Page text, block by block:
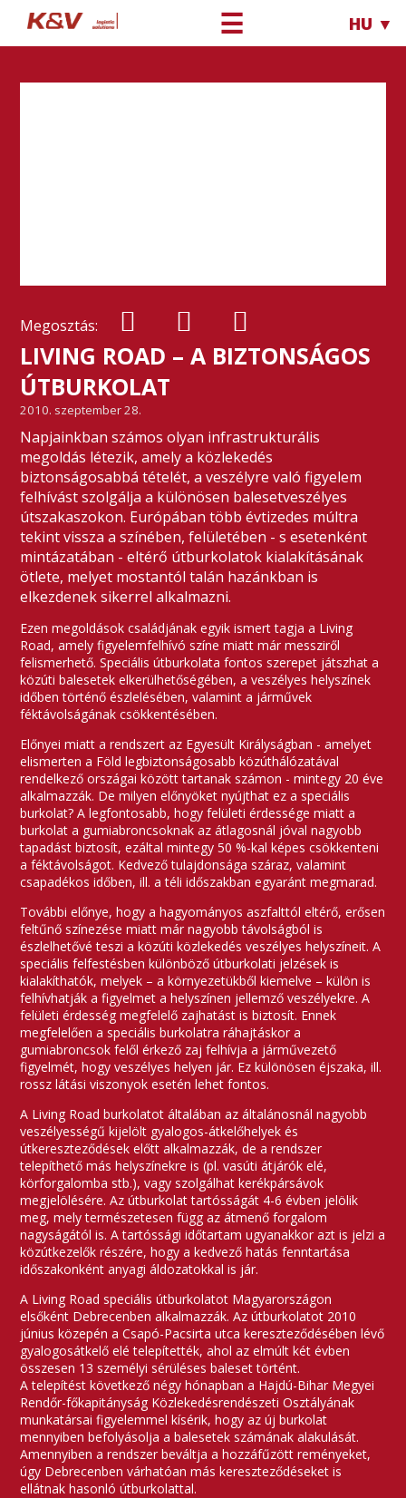
☰ HU ▼
Megosztás:
LIVING ROAD – A BIZTONSÁGOS
ÚTBURKOLAT
2010. szeptember 28.
Napjainkban számos olyan infrastrukturális
megoldás létezik, amely a közlekedés
biztonságosabbá tételét, a veszélyre való figyelem
felhívást szolgálja a különösen balesetveszélyes
útszakaszokon. Európában több évtizedes múltra
tekint vissza a színében, felületében - s esetenként
mintázatában - eltérő útburkolatok kialakításának
ötlete, melyet mostantól talán hazánkban is
elkezdenek sikerrel alkalmazni.
Ezen megoldások családjának egyik ismert tagja a Living
Road, amely figyelemfelhívó színe miatt már messziről
felismerhető. Speciális útburkolata fontos szerepet játszhat a
közúti balesetek elkerülhetőségében, a veszélyes helyszínek
időben történő észlelésében, valamint a járművek
féktávolságának csökkentésében.
Előnyei miatt a rendszert az Egyesült Királyságban - amelyet
elismerten a Föld legbiztonságosabb közúthálózatával
rendelkező országai között tartanak számon - mintegy 20 éve
alkalmazzák. De milyen előnyöket nyújthat ez a speciális
burkolat? A legfontosabb, hogy felületi érdessége miatt a
burkolat a gumiabroncsoknak az átlagosnál jóval nagyobb
tapadást biztosít, ezáltal mintegy 50 %-kal képes csökkenteni
a féktávolságot. Kedvező tulajdonsága száraz, valamint
csapadékos időben, ill. a téli időszakban egyaránt megmarad.
További előnye, hogy a hagyományos aszfalttól eltérő, erősen
feltűnő színezése miatt már nagyobb távolságból is
észlelhetővé teszi a közúti közlekedés veszélyes helyszíneit. A
speciális felfestésben különböző útburkolati jelzések is
kialakíthatók, melyek – a környezetükből kiemelve – külön is
felhívhatják a figyelmet a helyszínen jellemző veszélyekre. A
felületi érdesség megfelelő zajhatást is biztosít. Ennek
megfelelően a speciális burkolatra ráhajtáskor a
gumiabroncsok felől érkező zaj felhívja a járművezető
figyelmét, hogy veszélyes helyen jár. Ez különösen éjszaka, ill.
rossz látási viszonyok esetén lehet fontos.
A Living Road burkolatot általában az általánosnál nagyobb
veszélyességű kijelölt gyalogos-átkelőhelyek és
útkereszteződések előtt alkalmazzák, de a rendszer
telepíthető más helyszínekre is (pl. vasúti átjárók elé,
körforgalomba stb.), vagy szolgálhat kerékpársávok
megjelölésére. Az útburkolat tartósságát 4-6 évben jelölik
meg, mely természetesen függ az átmenő forgalom
nagyságától is. A tartóssági időtartam ugyanakkor azt is jelzi a
közútkezelők részére, hogy a kedvező hatás fenntartása
időszakonként anyagi áldozatokkal is jár.
A Living Road speciális útburkolatot Magyarországon
elsőként Debrecenben alkalmazzák. Az útburkolatot 2010
június közepén a Csapó-Pacsirta utca kereszteződésében lévő
gyalogosátkelő elé telepítették, ahol az elmúlt két évben
összesen 13 személyi sérüléses baleset történt.
A telepítést következő négy hónapban a Hajdú-Bihar Megyei
Rendőr-főkapitányság Közlekedésrendészeti Osztályának
munkatársai figyelemmel kísérik, hogy az új burkolat
mennyiben befolyásolja a balesetek számának alakulását.
Amennyiben a rendszer beváltja a hozzáfűzött reményeket,
úgy Debrecenben várhatóan más kereszteződéseket is
ellátnak hasonló útburkolattal.